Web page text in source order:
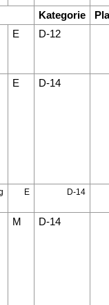
Kategorie
E D-12
E D-14
E D-14
M D-14